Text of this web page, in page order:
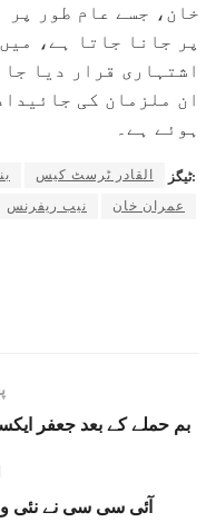
خان، جسے عام طور پر
پر جانا جاتا ہے،
اشتہاری قرار دیا
ان ملزمان کی
ہوئے ہے۔
ٹیگز: القادر ٹرسٹ کیس
عمران خان
نیب ریفرنس
بم حملے کے بعد جعفر
آئی سی سی نے نئی